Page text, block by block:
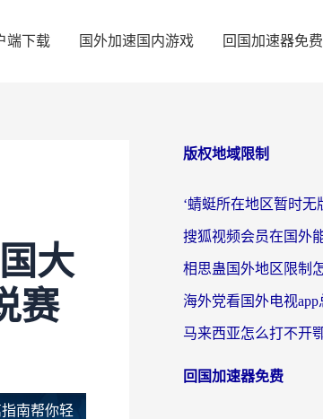
端下载 国外加速国内游戏 回国加速器免费
大
赛
南帮你轻
版权地域限制
回国加速器免费